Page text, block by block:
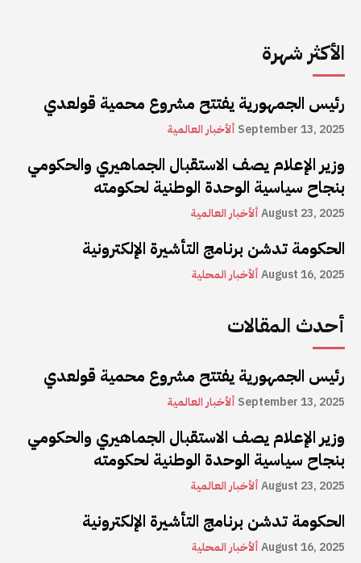
الأكثر شهرة
رئيس الجمهورية يفتتح مشروع محمية قولعدي
ألأخبار العالمية September 13, 2025
وزير الإعلام يصف الاستقبال الجماهيري والحكومي
بنجاح سياسية الوحدة الوطنية لحكومته
ألأخبار العالميةAugust 23, 2025
الحكومة تدشن برنامج التأشيرة الإلكترونية
ألأخبار المحليةAugust 16, 2025
أحدث المقالات
رئيس الجمهورية يفتتح مشروع محمية قولعدي
ألأخبار العالمية September 13, 2025
وزير الإعلام يصف الاستقبال الجماهيري والحكومي
بنجاح سياسية الوحدة الوطنية لحكومته
ألأخبار العالميةAugust 23, 2025
الحكومة تدشن برنامج التأشيرة الإلكترونية
ألأخبار المحليةAugust 16, 2025